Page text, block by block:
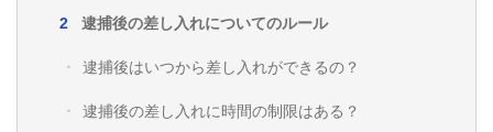
逮捕後の差し入れについてのルール
逮捕後はいつから差し入れができるの？
逮捕後の差し入れに時間の制限はある？